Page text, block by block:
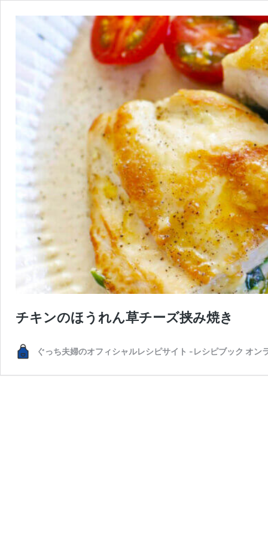
チキンのほうれん草チーズ挟み焼き
ぐっち夫婦のオフィシャルレシピサイト -レシピブック オン